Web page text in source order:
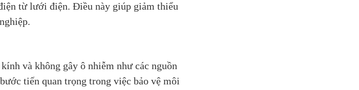
từ lưới điện. Điều này giúp giảm thiểu
và không gây ô nhiễm như các nguồn
tiến quan trọng trong việc bảo vệ môi